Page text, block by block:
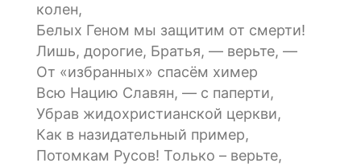
колен,
Белых Геном мы защитим от смерти!
Лишь, дорогие, Братья, — верьте, —
От «избранных» спасём химер
Всю Нацию Славян, — с паперти,
Убрав жидохристианской церкви,
Как в назидательный пример,
Потомкам Русов! Только – верьте,